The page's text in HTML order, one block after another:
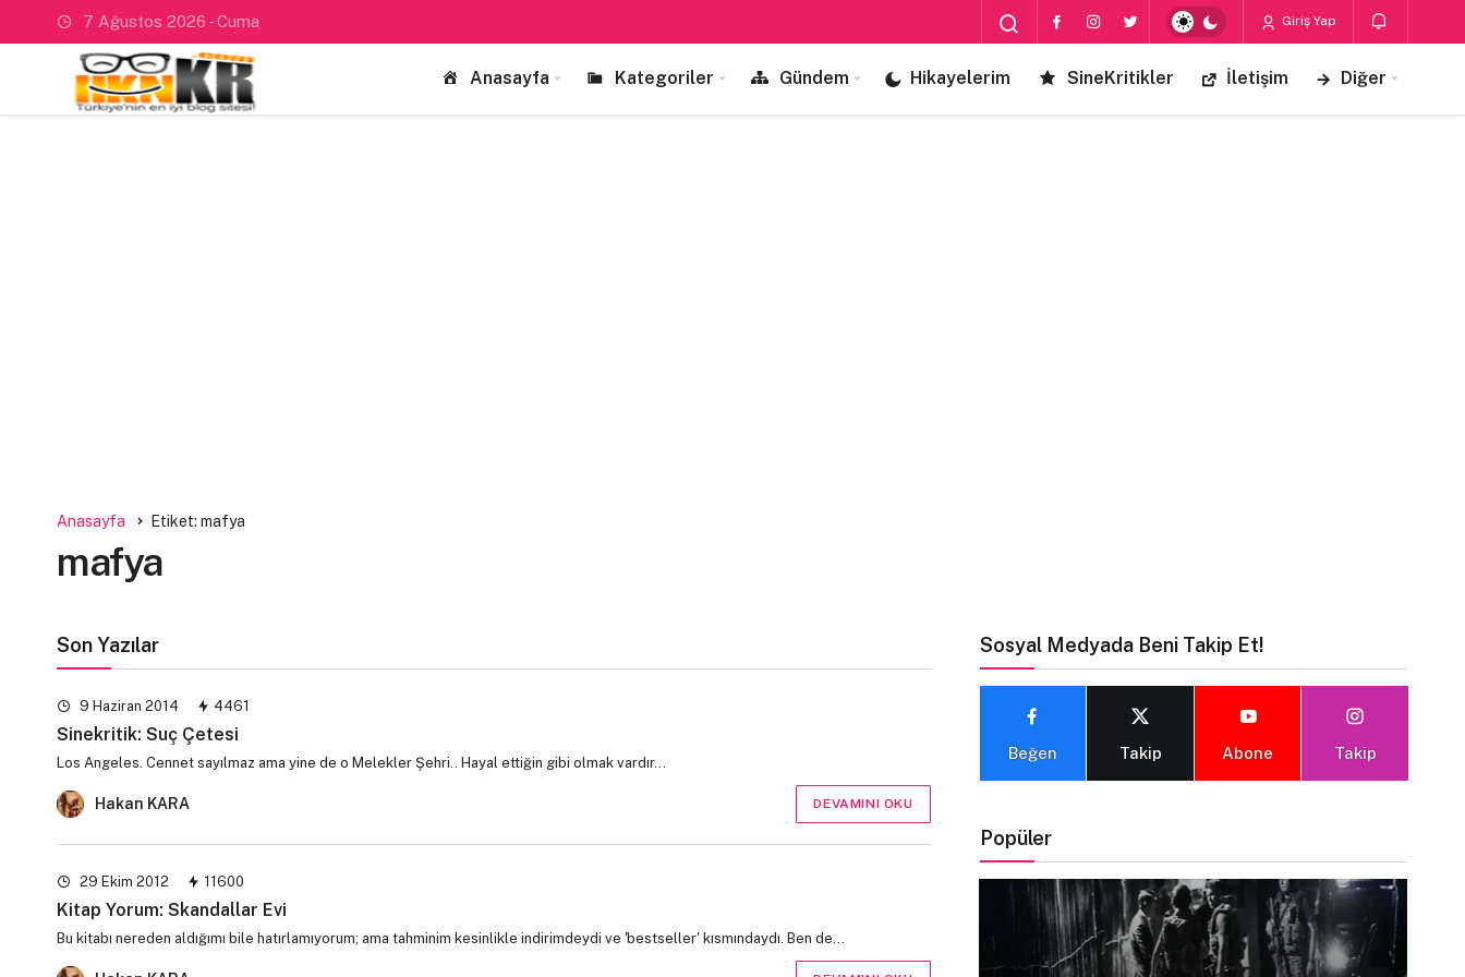
7 Ağustos 2026 - Cuma Giriş Yap
Anasayfa Kategoriler Gündem Hikayelerim SineKritikler İletişim Diğer
Anasayfa Etiket: mafya
mafya
Son Yazılar
9 Haziran 2014 4461
Sinekritik: Suç Çetesi
Los Angeles. Cennet sayılmaz ama yine de o Melekler Şehri.. Hayal ettiğin gibi olmak vardır…
Hakan KARA DEVAMINI OKU
29 Ekim 2012 11600
Kitap Yorum: Skandallar Evi
Bu kitabı nereden aldığımı bile hatırlamıyorum; ama tahminim kesinlikle indirimdeydi ve 'bestseller' kısmındaydı. Ben de…
Sosyal Medyada Beni Takip Et!
Beğen Takip Abone Takip
Popüler